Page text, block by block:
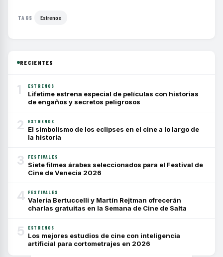
TAGS Estrenos
RECIENTES
1 ESTRENOS
Lifetime estrena especial de películas con historias
de engaños y secretos peligrosos
2 ESTRENOS
El simbolismo de los eclipses en el cine a lo largo de
la historia
3 FESTIVALES
Siete filmes árabes seleccionados para el Festival de
Cine de Venecia 2026
4 FESTIVALES
Valeria Bertuccelli y Martín Rejtman ofrecerán
charlas gratuitas en la Semana de Cine de Salta
5 ESTRENOS
Los mejores estudios de cine con inteligencia
artificial para cortometrajes en 2026